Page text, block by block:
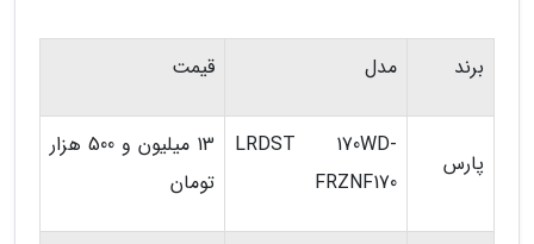
برند مدل قیمت
پارس
LRDST 170WD-
FRZNF170
13 میلیون و 500 هزار
تومان